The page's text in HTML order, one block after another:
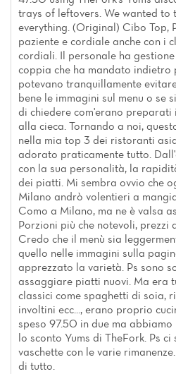
trays of leftovers. We wanted
everything. (Original) Cibo Top,
paziente e cordiale anche con i
cordiali. Il personale ha
coppia che ha mandato indietro
potevano tranquillamente
bene le immagini sul menu o se
di chiedere com'erano
alla cieca. Tornando a noi,
nella mia top 3 dei ristoranti
adorato praticamente tutto.
con la sua personalità, la
dei piatti. Mi sembra ovvio che
Milano andrò volentieri a
Como a Milano, ma ne è valsa
Porzioni più che notevoli, prezzi
Credo che il menù sia
quello nelle immagini sulla
apprezzato la varietà. Ps sono
assaggiare piatti nuovi. Ma era
classici come spaghetti di soia,
involtini ecc..., erano proprio
speso 97.50 in due ma
lo sconto Yums di TheFork. Ps
vaschette con le varie
di tutto.